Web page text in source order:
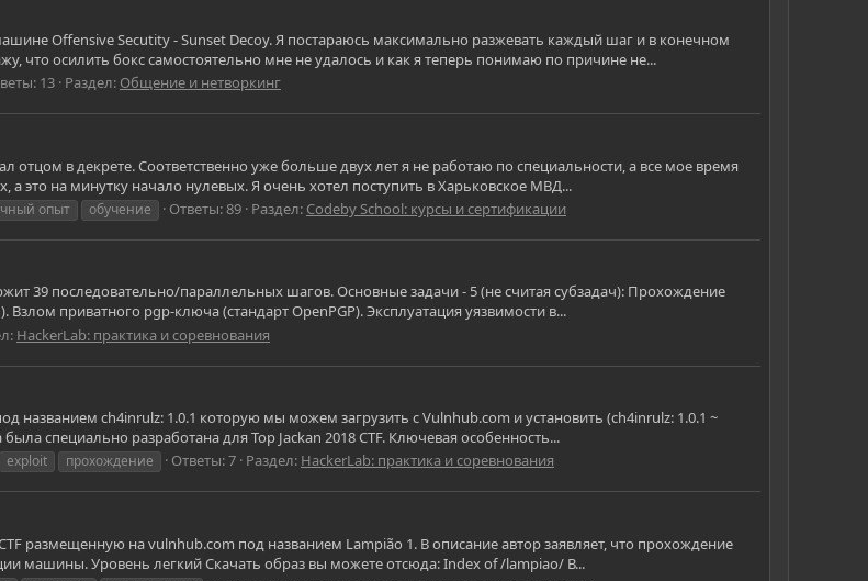
Offensive Secutity - Sunset Decoy. Я постараюсь максимально разжевать каждый шаг и в конечном
что осилить бокс самостоятельно мне не удалось и как я теперь понимаю по причине не...
13 Раздел: Общение и нетворкинг
отцом в декрете. Соответственно уже больше двух лет я не работаю по специальности, а все мое время
а это на минутку начало нулевых. Я очень хотел поступить в Харьковское МВД...
опыт обучение Ответы: 89 Раздел: Codeby School: курсы и сертификации
39 последовательно/параллельных шагов. Основные задачи - 5 (не считая субзадач): Прохождение
приватного pgp-ключа (стандарт OpenPGP). Эксплуатация уязвимости в...
HackerLab: практика и соревнования
названием ch4inrulz: 1.0.1 которую мы можем загрузить с Vulnhub.com и установить (ch4inrulz: 1.0.1 ~
специально разработана для Top Jackan 2018 CTF. Ключевая особенность...
exploit прохождение Ответы: 7 Раздел: HackerLab: практика и соревнования
размещенную на vulnhub.com под названием Lampião 1. В описание автор заявляет, что прохождение
машины. Уровень легкий Скачать образ вы можете отсюда: Index of /lampiao/ В...